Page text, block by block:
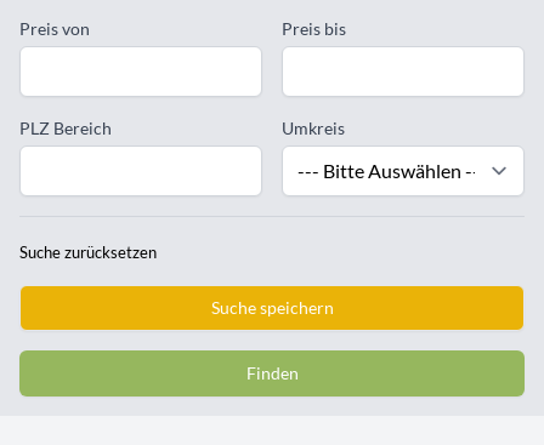
Preis von Preis bis
PLZ Bereich Umkreis
Suche zurücksetzen
Suche speichern
Finden